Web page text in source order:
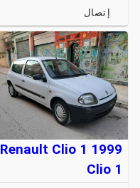
إتصال
Renault Clio 1 1999
Clio 1